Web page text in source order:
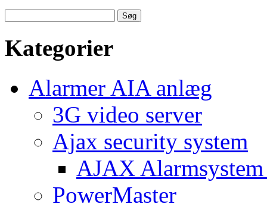
Kategorier
Alarmer AIA anlæg
3G video server
Ajax security system
AJAX
PowerMaster